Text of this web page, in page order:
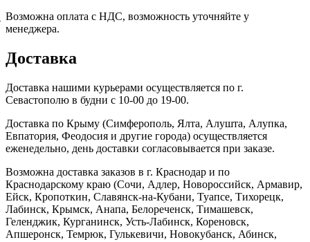
Возможна оплата с НДС, возможность уточняйте у
менеджера.
Доставка
Доставка нашими курьерами осуществляется по г.
Севастополю в будни с 10-00 до 19-00.
Доставка по Крыму (Симферополь, Ялта, Алушта, Алупка,
Евпатория, Феодосия и другие города) осуществляется
еженедельно, день доставки согласовывается при заказе.
Возможна доставка заказов в г. Краснодар и по
Краснодарскому краю (Сочи, Адлер, Новороссийск, Армавир,
Ейск, Кропоткин, Славянск-на-Кубани, Туапсе, Тихорецк,
Лабинск, Крымск, Анапа, Белореченск, Тимашевск,
Геленджик, Курганинск, Усть-Лабинск, Кореновск,
Апшеронск, Темрюк, Гулькевичи, Новокубанск, Абинск,